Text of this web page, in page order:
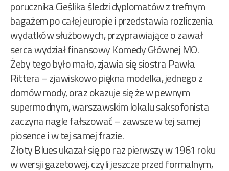
porucznika Cieślika śledzi dyplomatów z trefnym
bagażem po całej europie i przedstawia rozliczenia
wydatków służbowych, przyprawiające o zawał
serca wydział finansowy Komedy Głównej MO.
Żeby tego było mało, zjawia się siostra Pawła
Rittera – zjawiskowo piękna modelka, jednego z
domów mody, oraz okazuje się że w pewnym
supermodnym, warszawskim lokalu saksofonista
zaczyna nagle fałszować – zawsze w tej samej
piosence i w tej samej frazie.
Złoty Blues ukazał się po raz pierwszy w 1961 roku
w wersji gazetowej, czyli jeszcze przed formalnym,